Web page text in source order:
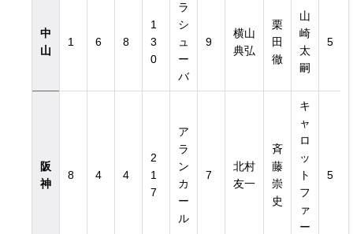
中
山
1 6 8
1
3
0
ラ
シ
ュ
ー
バ
9
横山
典弘
栗
田
徹
山
崎
太
嗣
5
阪
神
8 4 4
2
1
7
ア
ラ
ン
カ
ー
ル
7
北村
友一
斉
藤
崇
史
キ
ャ
ロ
ッ
ト
フ
ァ
ー
5